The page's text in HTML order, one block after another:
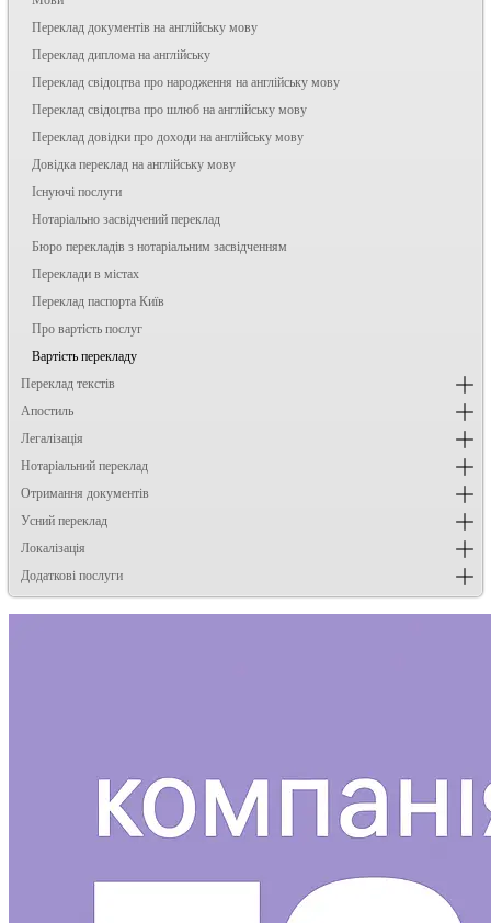
Переклад документів на англійську мову
Переклад диплома на англійську
Переклад свідоцтва про народження на англійську мову
Переклад свідоцтва про шлюб на англійську мову
Переклад довідки про доходи на англійську мову
Довідка переклад на англійську мову
Існуючі послуги
Нотаріально засвідчений переклад
Бюро перекладів з нотаріальним засвідченням
Переклади в містах
Переклад паспорта Київ
Про вартість послуг
Вартість перекладу
Переклад текстів
Апостиль
Легалізація
Нотаріальний переклад
Отримання документів
Усний переклад
Локалізація
Додаткові послуги